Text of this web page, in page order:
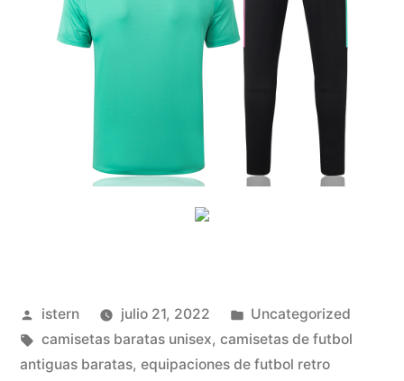
Publicado
por
istern julio 21, 2022
Publicado
en
Uncategorized
Etiquetas:
camisetas baratas unisex, camisetas de futbol
antiguas baratas, equipaciones de futbol retro